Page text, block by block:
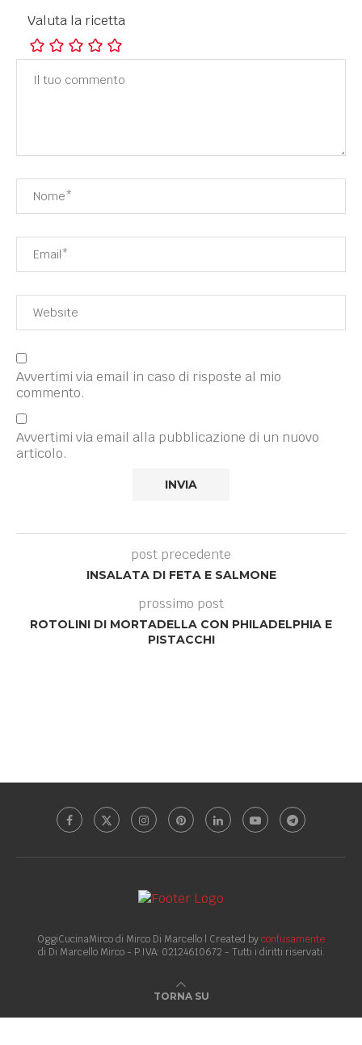
Valuta la ricetta
Avvertimi via email in caso di risposte al mio
commento.
Avvertimi via email alla pubblicazione di un nuovo
articolo.
post precedente
INSALATA DI FETA E SALMONE
prossimo post
ROTOLINI DI MORTADELLA CON PHILADELPHIA E
PISTACCHI
OggiCucinaMirco di Mirco Di Marcello | Created byconfusamente
di Di Marcello Mirco - P.IVA: 02124610672 - Tutti i diritti riservati.
TORNA SU